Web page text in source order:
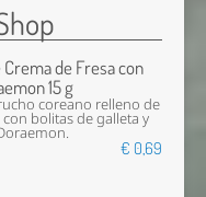
de Fresa con
15 g
coreano relleno de
bolitas de galleta y
€ 0,69